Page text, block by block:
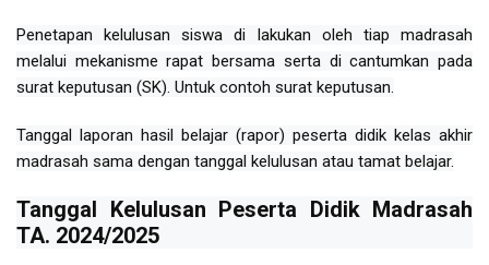
Penetapan kelulusan siswa di lakukan oleh tiap madrasah
melalui mekanisme rapat bersama serta di cantumkan pada
surat keputusan (SK). Untuk contoh surat keputusan.
Tanggal laporan hasil belajar (rapor) peserta didik kelas akhir
madrasah sama dengan tanggal kelulusan atau tamat belajar.
Tanggal Kelulusan Peserta Didik Madrasah
TA. 2024/2025